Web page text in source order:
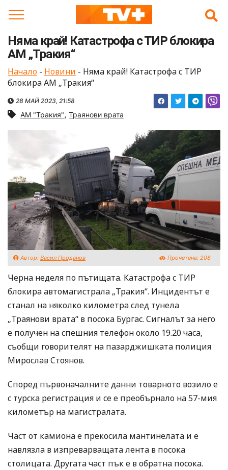
Няма край! Катастрофа с ТИР блокира
АМ „Тракия“
Начало - Новини - Няма край! Катастрофа с ТИР
блокира АМ „Тракия“
28 МАЙ 2023, 21:58
АМ "Тракия", Траянови врата
Автор: Васил Проданов Прочетена: 208
Черна неделя по пътищата. Катастрофа с ТИР
блокира автомагистрала „Тракия“. Инцидентът е
станал на няколко километра след тунела
„Траянови врата“ в посока Бургас. Сигналът за него
е получен на спешния телефон около 19.20 часа,
съобщи говорителят на пазарджишката полиция
Мирослав Стоянов.
Според първоначалните данни товарното возило е
с турска регистрация и се е преобърнало на 57-мия
километър на магистралата.
Част от камиона е прекосила мантинелата и е
навлязла в изпреварващата лента в посока
столицата. Другата част пък е в обратна посока.